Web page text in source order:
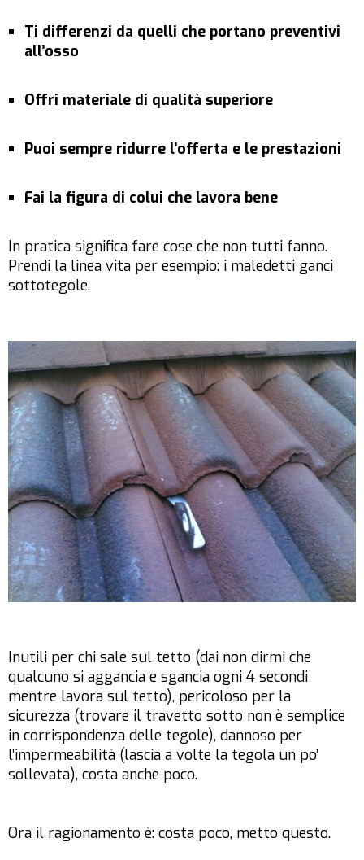
Ti differenzi da quelli che portano preventivi
all’osso
Offri materiale di qualità superiore
Puoi sempre ridurre l’offerta e le prestazioni
Fai la figura di colui che lavora bene
In pratica significa fare cose che non tutti fanno.
Prendi la linea vita per esempio: i maledetti ganci
sottotegole.
Inutili per chi sale sul tetto (dai non dirmi che
qualcuno si aggancia e sgancia ogni 4 secondi
mentre lavora sul tetto), pericoloso per la
sicurezza (trovare il travetto sotto non è semplice
in corrispondenza delle tegole), dannoso per
l’impermeabilità (lascia a volte la tegola un po’
sollevata), costa anche poco.
Ora il ragionamento è: costa poco, metto questo.